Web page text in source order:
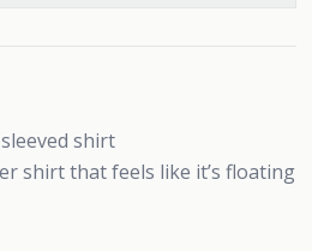
shirt
shirt that feels like it’s floating